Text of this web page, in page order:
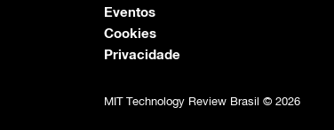
Eventos
Cookies
Privacidade
MIT Technology Review Brasil © 2026